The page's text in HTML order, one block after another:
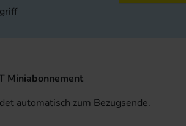
Miniabonnement
automatisch zum Bezugsende.